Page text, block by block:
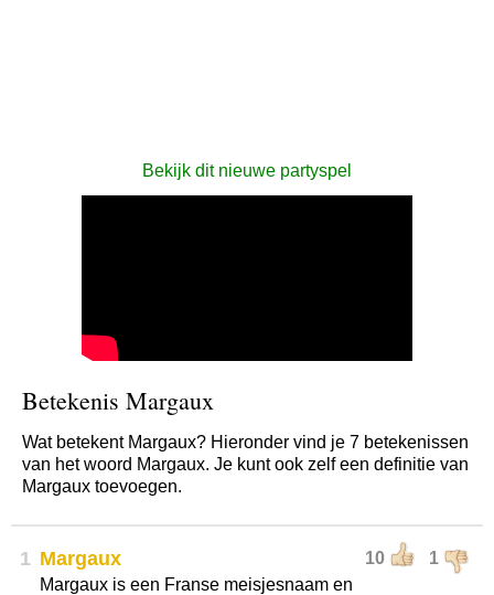
Bekijk dit nieuwe partyspel
Betekenis Margaux
Wat betekent Margaux? Hieronder vind je 7 betekenissen
van het woord Margaux. Je kunt ook zelf een definitie van
Margaux toevoegen.
1 10 1
Margaux
Margaux is een Franse meisjesnaam en